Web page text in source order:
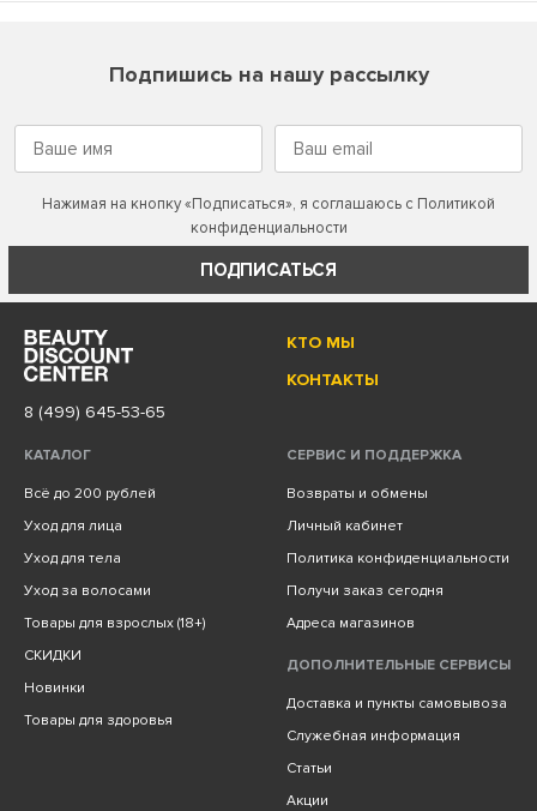
Подпишись на нашу рассылку
Нажимая на кнопку «Подписаться», я соглашаюсь с Политикой
конфиденциальности
ПОДПИСАТЬСЯ
КТО МЫ
КОНТАКТЫ
8 (499) 645-53-65
КАТАЛОГ
Всё до 200 рублей
Уход для лица
Уход для тела
Уход за волосами
Товары для взрослых (18+)
СКИДКИ
Новинки
Товары для здоровья
СЕРВИС И ПОДДЕРЖКА
Возвраты и обмены
Личный кабинет
Политика конфиденциальности
Получи заказ сегодня
Адреса магазинов
ДОПОЛНИТЕЛЬНЫЕ СЕРВИСЫ
Доставка и пункты самовывоза
Служебная информация
Статьи
Акции